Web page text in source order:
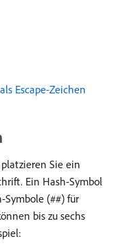
Escape-Zeichen
Sie ein
Ein Hash-Symbol
Symbole (##) für
bis zu sechs